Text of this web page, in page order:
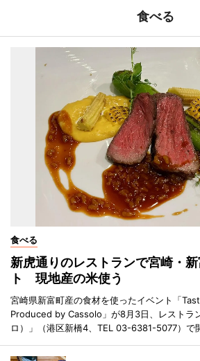
食べる
食べる
新虎通りのレストランで宮崎・
ト 現地産の米使う
宮崎県新富町産の食材を使ったイベント「
Produced by Cassolo」が8月3日、レストラ
ロ）」（港区新橋4、TEL 03-6381-5077）で